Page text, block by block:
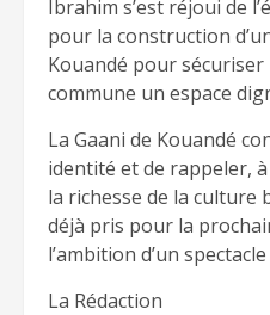
Ibrahim s’est réjoui de
pour la construction
Kouandé pour
commune un espace
La Gaani de Kouandé
identité et de rappeler,
la richesse de la culture
déjà pris pour la
l’ambition d’un
La Rédaction